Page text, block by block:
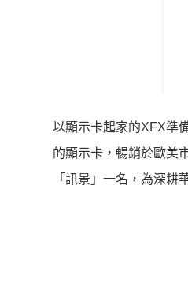
以顯示卡起家的XFX準
的顯示卡，暢銷於歐美
「訊景」一名，為深耕